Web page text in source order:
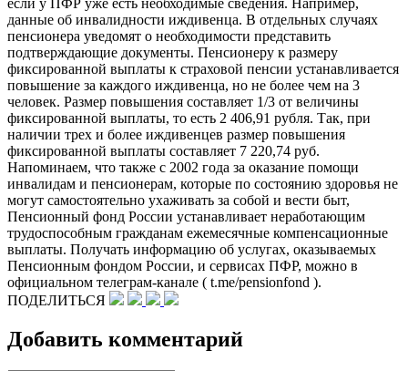
данные об инвалидности иждивенца. В отдельных случаях
пенсионера уведомят о необходимости представить
подтверждающие документы. Пенсионеру к размеру
фиксированной выплаты к страховой пенсии устанавливается
повышение за каждого иждивенца, но не более чем на 3
человек. Размер повышения составляет 1/3 от величины
фиксированной выплаты, то есть 2 406,91 рубля. Так, при
наличии трех и более иждивенцев размер повышения
фиксированной выплаты составляет 7 220,74 руб.
Напоминаем, что также с 2002 года за оказание помощи
инвалидам и пенсионерам, которые по состоянию здоровья не
могут самостоятельно ухаживать за собой и вести быт,
Пенсионный фонд России устанавливает неработающим
трудоспособным гражданам ежемесячные компенсационные
выплаты. Получать информацию об услугах, оказываемых
Пенсионным фондом России, и сервисах ПФР, можно в
официальном телеграм-канале ( t.me/pensionfond ).
ПОДЕЛИТЬСЯ
Добавить комментарий